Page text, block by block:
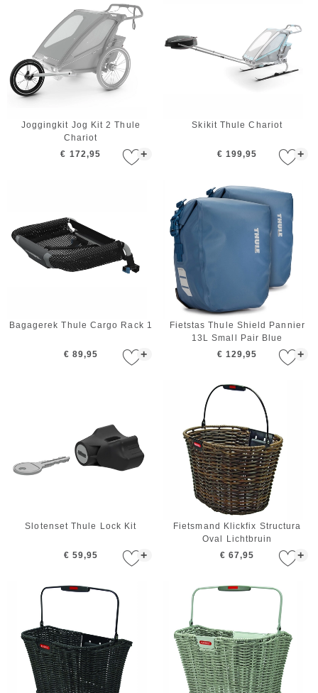
+
Joggingkit Jog Kit 2 Thule
Chariot
€ 172,95
+
Skikit Thule Chariot
€ 199,95
+
Bagagerek Thule Cargo Rack 1
€ 89,95 +
Fietstas Thule Shield Pannier
13L Small Pair Blue
€ 129,95
+
Slotenset Thule Lock Kit
€ 59,95 +
Fietsmand Klickfix Structura
Oval Lichtbruin
€ 67,95